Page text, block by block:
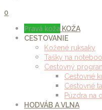
0
Pravá koža KOŽA
CESTOVANIE
Kožené ruksaky
Tašky na
Cestovný
Cestovné
Cestovné
Púzdra na
HODVÁB A VLNA